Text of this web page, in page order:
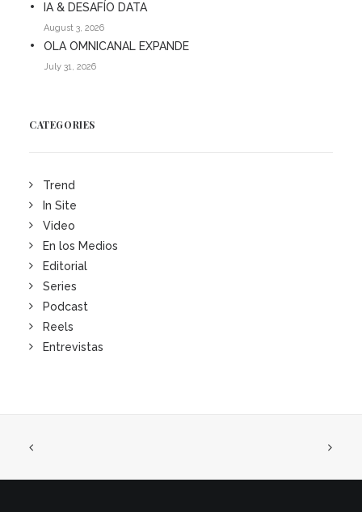
IA & DESAFÍO DATA
August 3, 2026
OLA OMNICANAL EXPANDE
July 31, 2026
CATEGORIES
Trend
In Site
Video
En los Medios
Editorial
Series
Podcast
Reels
Entrevistas